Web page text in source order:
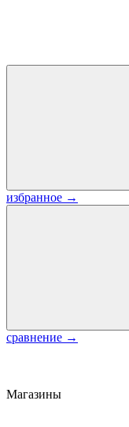
избранное →
сравнение →
Магазины